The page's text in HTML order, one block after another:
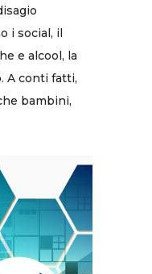
i social, il
e alcool, la
A conti fatti,
bambini,